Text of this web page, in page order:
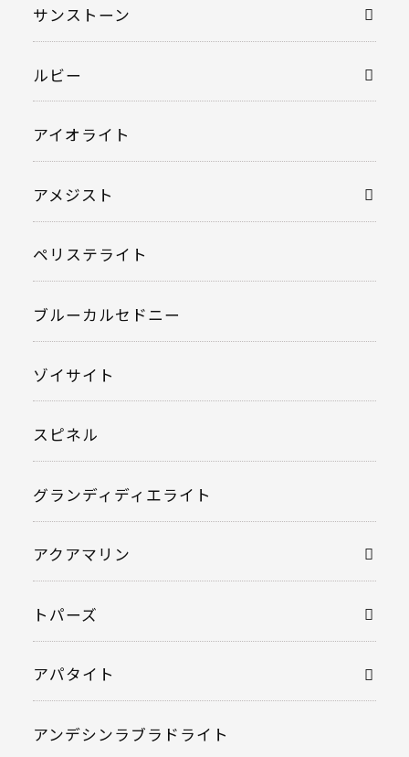
サンストーン
ルビー
アイオライト
アメジスト
ペリステライト
ブルーカルセドニー
ゾイサイト
スピネル
グランディディエライト
アクアマリン
トパーズ
アパタイト
アンデシンラブラドライト